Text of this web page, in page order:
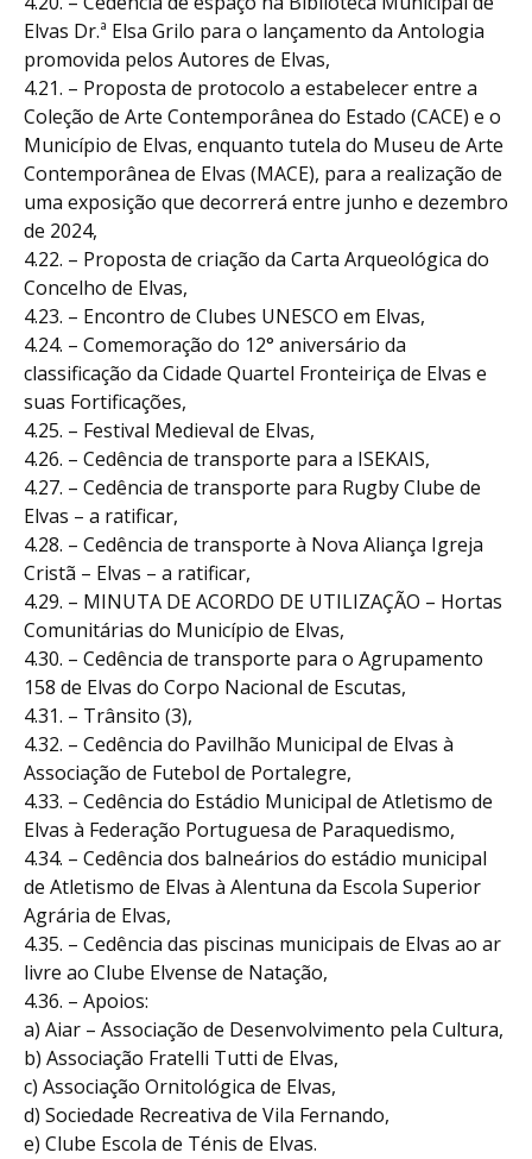
Elvas Dr.ª Elsa Grilo para o lançamento da Antologia
promovida pelos Autores de Elvas,
4.21. – Proposta de protocolo a estabelecer entre a
Coleção de Arte Contemporânea do Estado (CACE) e o
Município de Elvas, enquanto tutela do Museu de Arte
Contemporânea de Elvas (MACE), para a realização de
uma exposição que decorrerá entre junho e dezembro
de 2024,
4.22. – Proposta de criação da Carta Arqueológica do
Concelho de Elvas,
4.23. – Encontro de Clubes UNESCO em Elvas,
4.24. – Comemoração do 12° aniversário da
classificação da Cidade Quartel Fronteiriça de Elvas e
suas Fortificações,
4.25. – Festival Medieval de Elvas,
4.26. – Cedência de transporte para a ISEKAIS,
4.27. – Cedência de transporte para Rugby Clube de
Elvas – a ratificar,
4.28. – Cedência de transporte à Nova Aliança Igreja
Cristã – Elvas – a ratificar,
4.29. – MINUTA DE ACORDO DE UTILIZAÇÃO – Hortas
Comunitárias do Município de Elvas,
4.30. – Cedência de transporte para o Agrupamento
158 de Elvas do Corpo Nacional de Escutas,
4.31. – Trânsito (3),
4.32. – Cedência do Pavilhão Municipal de Elvas à
Associação de Futebol de Portalegre,
4.33. – Cedência do Estádio Municipal de Atletismo de
Elvas à Federação Portuguesa de Paraquedismo,
4.34. – Cedência dos balneários do estádio municipal
de Atletismo de Elvas à Alentuna da Escola Superior
Agrária de Elvas,
4.35. – Cedência das piscinas municipais de Elvas ao ar
livre ao Clube Elvense de Natação,
4.36. – Apoios:
a) Aiar – Associação de Desenvolvimento pela Cultura,
b) Associação Fratelli Tutti de Elvas,
c) Associação Ornitológica de Elvas,
d) Sociedade Recreativa de Vila Fernando,
e) Clube Escola de Ténis de Elvas.